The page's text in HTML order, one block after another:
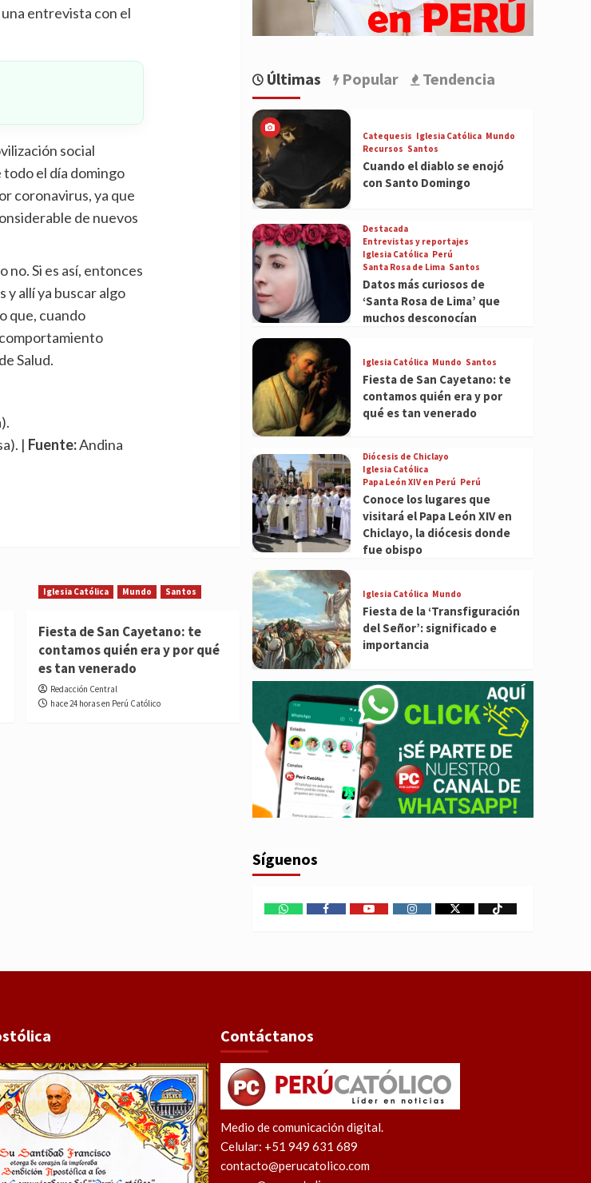
entrevista con el
social
el día domingo
coronavirus, ya que
de nuevos
no. Si es así, entonces
y allí ya buscar algo
que, cuando
Salud.
| Fuente:Andina
Iglesia Católica Mundo Santos
Fiesta de San Cayetano: te
contamos quién era y por qué
es tan venerado
Redacción Central
hace 24 horas en Perú Católico
Últimas Popular Tendencia
Catequesis Iglesia Católica Mundo
Recursos Santos
Cuando el diablo se enojó
con Santo Domingo
Destacada
Entrevistas y reportajes
Iglesia Católica Perú
Santa Rosa de Lima Santos
Datos más curiosos de
‘Santa Rosa de Lima’ que
muchos desconocían
Iglesia Católica Mundo Santos
Fiesta de San Cayetano: te
contamos quién era y por
qué es tan venerado
Diócesis de Chiclayo
Iglesia Católica
Papa León XIV en Perú Perú
Conoce los lugares que
visitará el Papa León XIV en
Chiclayo, la diócesis donde
fue obispo
Iglesia Católica Mundo
Fiesta de la ‘Transfiguración
del Señor’: significado e
importancia
Síguenos
WhatsAppFacebookYoutubeInstagram
X TikTok
Contáctanos
Medio de comunicación digital.
Celular: +51 949 631 689
contacto@perucatolico.com